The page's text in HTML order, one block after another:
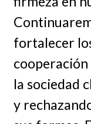
fortalecer
cooperación
la sociedad
y